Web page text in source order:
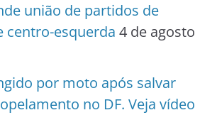
união de partidos de
centro-esquerda 4 de agosto
por moto após salvar
no DF. Veja vídeo